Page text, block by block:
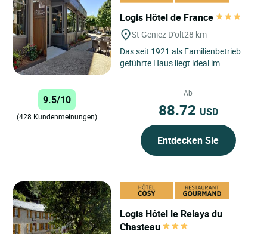
Logis Hôtel de France
St Geniez D'olt28 km
Das seit 1921 als Familienbetrieb
geführte Haus liegt ideal im
9.5/10
(428 Kundenmeinungen)
Ab
88.72 USD
Entdecken Sie
Logis Hôtel le Relays du
Chasteau